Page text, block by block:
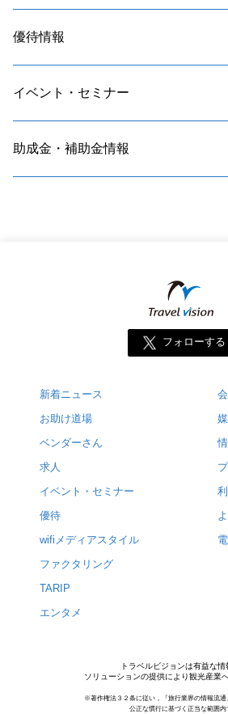
優待情報
イベント・セミナー
助成金・補助金情報
フォローする
新着ニュース
お助け道場
ベンダーさん
求人
イベント・セミナー
優待
wifiメディアスタイル
ファクタリング
TARIP
エンタメ
トラベルビジョンは有益な情
ソリューションの提供により観光産業
※著作権法３２条に従い，『旅行業界の情報流通
公正な慣行に基づく正当な範囲内